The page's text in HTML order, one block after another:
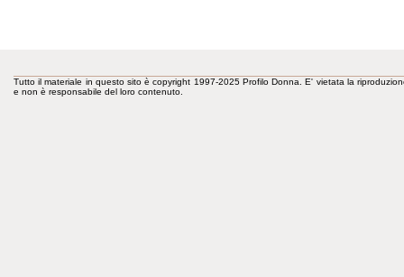
Tutto il materiale in questo sito è copyright 1997-2025 Profilo Donna. E' vietata la
e non è responsabile del loro contenuto.